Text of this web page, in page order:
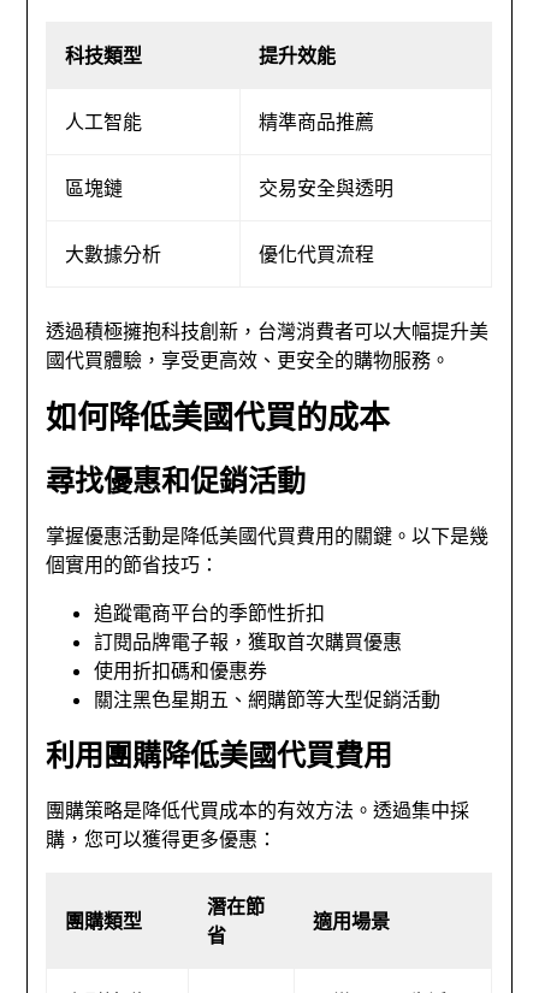
科技類型 提升效能
人工智能 精準商品推薦
區塊鏈 交易安全與透明
大數據分析 優化代買流程
透過積極擁抱科技創新，台灣消費者可以大幅提升美
國代買體驗，享受更高效、更安全的購物服務。
如何降低美國代買的成本
尋找優惠和促銷活動
掌握優惠活動是降低美國代買費用的關鍵。以下是幾
個實用的節省技巧：
追蹤電商平台的季節性折扣
訂閱品牌電子報，獲取首次購買優惠
使用折扣碼和優惠券
關注黑色星期五、網購節等大型促銷活動
利用團購降低美國代買費用
團購策略是降低代買成本的有效方法。透過集中採
購，您可以獲得更多優惠：
團購類型
潛在節
省
適用場景